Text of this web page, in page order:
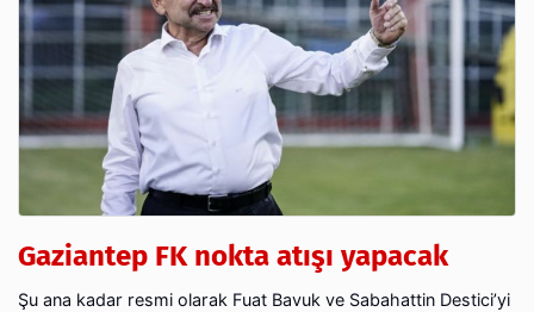
Gaziantep FK nokta atışı yapacak
Şu ana kadar resmi olarak Fuat Bavuk ve Sabahattin Destici’yi